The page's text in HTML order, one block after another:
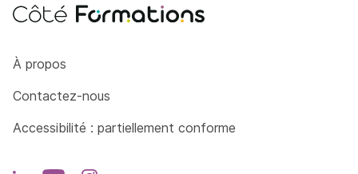
Côté Formations
À propos
Contactez-nous
Accessibilité : partiellement conforme